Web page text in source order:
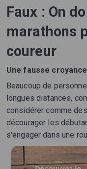
Faux : On
marathons
coureur
Une fausse croyance
Beaucoup de
longues distances,
considérer comme
décourager les
s'engager dans une